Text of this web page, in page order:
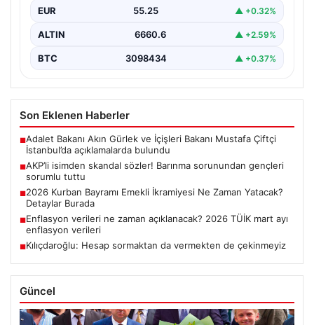
EUR 55.25 ▲ +0.32%
ALTIN 6660.6 ▲ +2.59%
BTC 3098434 ▲ +0.37%
Son Eklenen Haberler
■Adalet Bakanı Akın Gürlek ve İçişleri Bakanı Mustafa Çiftçi
İstanbul’da açıklamalarda bulundu
■AKP’li isimden skandal sözler! Barınma sorunundan gençleri
sorumlu tuttu
■2026 Kurban Bayramı Emekli İkramiyesi Ne Zaman Yatacak?
Detaylar Burada
■Enflasyon verileri ne zaman açıklanacak? 2026 TÜİK mart ayı
enflasyon verileri
■Kılıçdaroğlu: Hesap sormaktan da vermekten de çekinmeyiz
Güncel